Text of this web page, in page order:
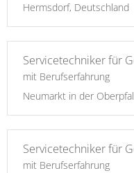
Hermsdorf, Deutschland
Servicetechniker für
mit Berufserfahrung
Neumarkt in der
Servicetechniker für
mit Berufserfahrung